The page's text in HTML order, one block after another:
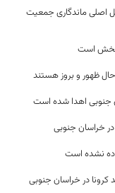
اصلی ماندگاری جمعیت
است
ظهور و بروز هستند
خراسان جنوبی
نشده است